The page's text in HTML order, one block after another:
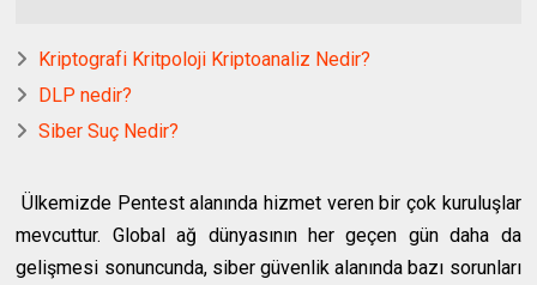
Kriptografi Kritpoloji Kriptoanaliz Nedir?
DLP nedir?
Siber Suç Nedir?
Ülkemizde Pentest alanında hizmet veren bir çok kuruluşlar
mevcuttur. Global ağ dünyasının her geçen gün daha da
gelişmesi sonuncunda, siber güvenlik alanında bazı sorunları